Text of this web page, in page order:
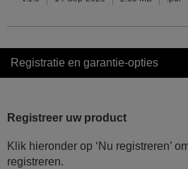
Registratie en garantie-opties
Registreer uw product
Klik hieronder op ‘Nu registreren’
registreren.